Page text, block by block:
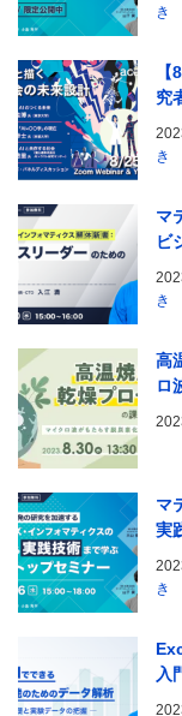
き
究
き
マ
ビ
き
高
ロ
マ
実
き
入